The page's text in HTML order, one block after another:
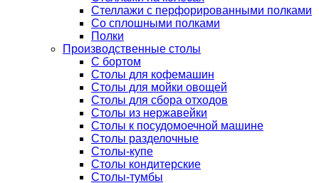
Стеллажи с перфорированными полками
Со сплошными полками
Полки
Производственные столы
С бортом
Столы для кофемашин
Столы для мойки овощей
Столы для сбора отходов
Столы из нержавейки
Столы к посудомоечной машине
Столы разделочные
Столы-купе
Столы кондитерские
Столы-тумбы